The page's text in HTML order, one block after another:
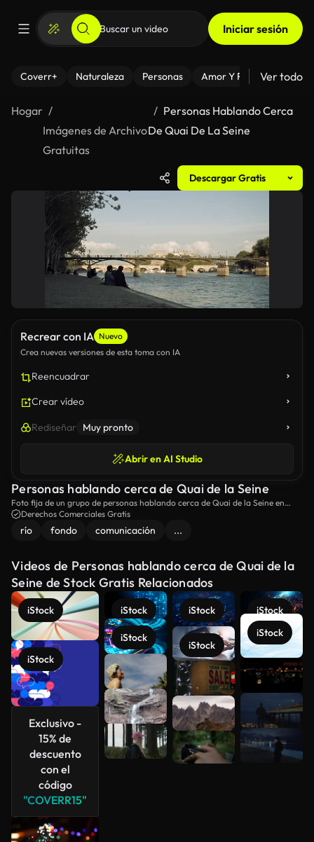
Iniciar sesión
Coverr+ Naturaleza Personas Amor Y Relaciones
Ver todo
Hogar
Imágenes de Archivo
Gratuitas
Personas Hablando Cerca
De Quai De La Seine
Descargar Gratis
Recrear con IA Nuevo
Crea nuevas versiones de esta toma con IA
Reencuadrar
Crear vídeo
Rediseñar Muy pronto
Abrir en AI Studio
Personas hablando cerca de Quai de la Seine
Foto fija de un grupo de personas hablando cerca de Quai de la Seine en
París, Francia.
Derechos Comerciales Gratis
río fondo comunicación ...
Videos de Personas hablando cerca de Quai de la
Seine de Stock Gratis Relacionados
iStock
iStock
Exclusivo -
15% de
descuento
con el
código
"COVERR15"
iStock
iStock
iStock
iStock
iStock
iStock
Ver más